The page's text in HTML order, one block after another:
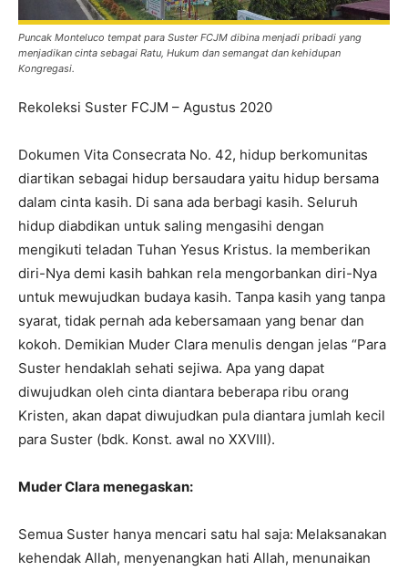
Puncak Monteluco tempat para Suster FCJM dibina menjadi pribadi yang
menjadikan cinta sebagai Ratu, Hukum dan semangat dan kehidupan
Kongregasi.
Rekoleksi Suster FCJM – Agustus 2020
Dokumen Vita Consecrata No. 42, hidup berkomunitas
diartikan sebagai hidup bersaudara yaitu hidup bersama
dalam cinta kasih. Di sana ada berbagi kasih. Seluruh
hidup diabdikan untuk saling mengasihi dengan
mengikuti teladan Tuhan Yesus Kristus. Ia memberikan
diri-Nya demi kasih bahkan rela mengorbankan diri-Nya
untuk mewujudkan budaya kasih. Tanpa kasih yang tanpa
syarat, tidak pernah ada kebersamaan yang benar dan
kokoh. Demikian Muder Clara menulis dengan jelas “Para
Suster hendaklah sehati sejiwa. Apa yang dapat
diwujudkan oleh cinta diantara beberapa ribu orang
Kristen, akan dapat diwujudkan pula diantara jumlah kecil
para Suster (bdk. Konst. awal no XXVIII).
Muder Clara menegaskan:
Semua Suster hanya mencari satu hal saja: Melaksanakan
kehendak Allah, menyenangkan hati Allah, menunaikan